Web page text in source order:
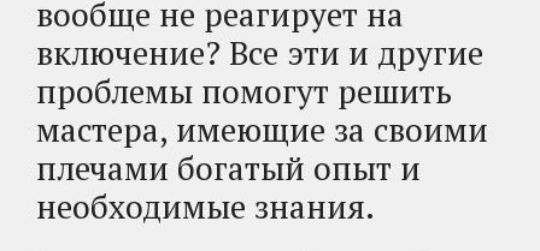
вообще не реагирует на
включение? Все эти и другие
проблемы помогут решить
мастера, имеющие за своими
плечами богатый опыт и
необходимые знания.